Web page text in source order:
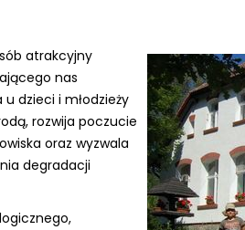
atrakcyjny
nas
dzieci i młodzieży
rozwija poczucie
oraz wyzwala
degradacji